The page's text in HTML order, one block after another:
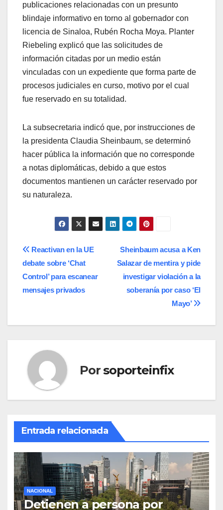
publicaciones relacionadas con un presunto
blindaje informativo en torno al gobernador con
licencia de Sinaloa, Rubén Rocha Moya. Planter
Riebeling explicó que las solicitudes de
información citadas por un medio están
vinculadas con un expediente que forma parte de
procesos judiciales en curso, motivo por el cual
fue reservado en su totalidad.
La subsecretaria indicó que, por instrucciones de
la presidenta Claudia Sheinbaum, se determinó
hacer pública la información que no corresponde
a notas diplomáticas, debido a que estos
documentos mantienen un carácter reservado por
su naturaleza.
Navegación
de
entradas
Sheinbaum acusa a Ken
Salazar de mentira y pide
investigar violación a la
soberanía por caso ‘El
Mayo’
Reactivan en la UE
debate sobre ‘Chat
Control’ para escanear
mensajes privados
Porsoporteinfix
Entrada relacionada
NACIONAL
Detienen a persona por